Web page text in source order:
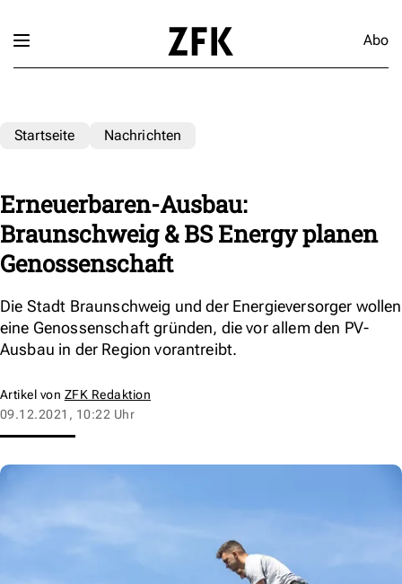
Abo
Startseite Nachrichten
Erneuerbaren-Ausbau:
Braunschweig & BS Energy planen
Genossenschaft
Die Stadt Braunschweig und der Energieversorger wollen
eine Genossenschaft gründen, die vor allem den PV-
Ausbau in der Region vorantreibt.
Artikel von ZFK Redaktion
09.12.2021, 10:22 Uhr